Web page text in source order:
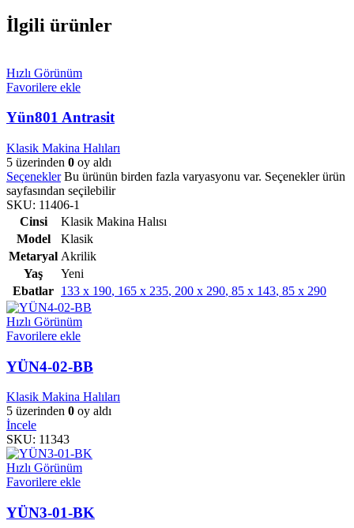
İlgili ürünler
Hızlı Görünüm
Favorilere ekle
Yün801 Antrasit
Klasik Makina Halıları
5 üzerinden 0 oy aldı
Seçenekler Bu ürünün birden fazla varyasyonu var. Seçenekler ürün
sayfasından seçilebilir
SKU: 11406-1
Cinsi
Klasik Makina Halısı
Model
Klasik
Metaryal Akrilik
Yaş
Yeni
Ebatlar 133 x 190, 165 x 235, 200 x 290, 85 x 143, 85 x 290
Hızlı Görünüm
Favorilere ekle
YÜN4-02-BB
Klasik Makina Halıları
5 üzerinden 0 oy aldı
İncele
SKU: 11343
Hızlı Görünüm
Favorilere ekle
YÜN3-01-BK